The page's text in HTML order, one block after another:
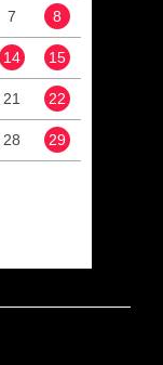
7 8
14 15
21 22
28 29